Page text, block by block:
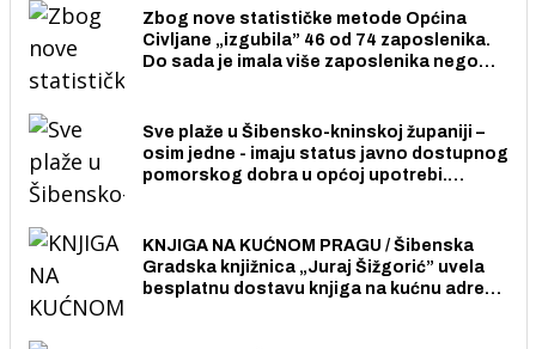
Zbog nove statističke metode Općina
Civljane „izgubila” 46 od 74 zaposlenika.
Do sada je imala više zaposlenika nego
Sve plaže u Šibensko-kninskoj županiji –
osim jedne - imaju status javno dostupnog
pomorskog dobra u općoj upotrebi.
KNJIGA NA KUĆNOM PRAGU / Šibenska
Gradska knjižnica „Juraj Šižgorić” uvela
besplatnu dostavu knjiga na kućnu adresu